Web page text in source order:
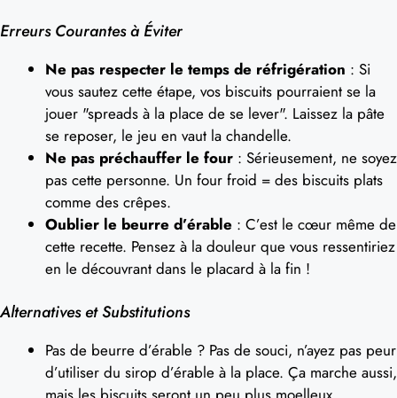
Erreurs Courantes à Éviter
Ne pas respecter le temps de réfrigération : Si
vous sautez cette étape, vos biscuits pourraient se la
jouer "spreads à la place de se lever". Laissez la pâte
se reposer, le jeu en vaut la chandelle.
Ne pas préchauffer le four : Sérieusement, ne soyez
pas cette personne. Un four froid = des biscuits plats
comme des crêpes.
Oublier le beurre d’érable : C’est le cœur même de
cette recette. Pensez à la douleur que vous ressentiriez
en le découvrant dans le placard à la fin !
Alternatives et Substitutions
Pas de beurre d’érable ? Pas de souci, n’ayez pas peur
d’utiliser du sirop d’érable à la place. Ça marche aussi,